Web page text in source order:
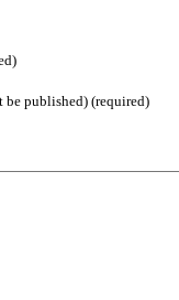
published) (required)